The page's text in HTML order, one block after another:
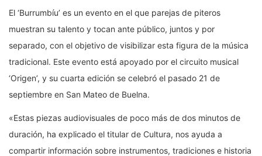
El ‘Burrumbíu’ es un evento en el que parejas de piteros
muestran su talento y tocan ante público, juntos y por
separado, con el objetivo de visibilizar esta figura de la música
tradicional. Este evento está apoyado por el circuito musical
‘Origen’, y su cuarta edición se celebró el pasado 21 de
septiembre en San Mateo de Buelna.
«Estas piezas audiovisuales de poco más de dos minutos de
duración, ha explicado el titular de Cultura, nos ayuda a
compartir información sobre instrumentos, tradiciones e historia